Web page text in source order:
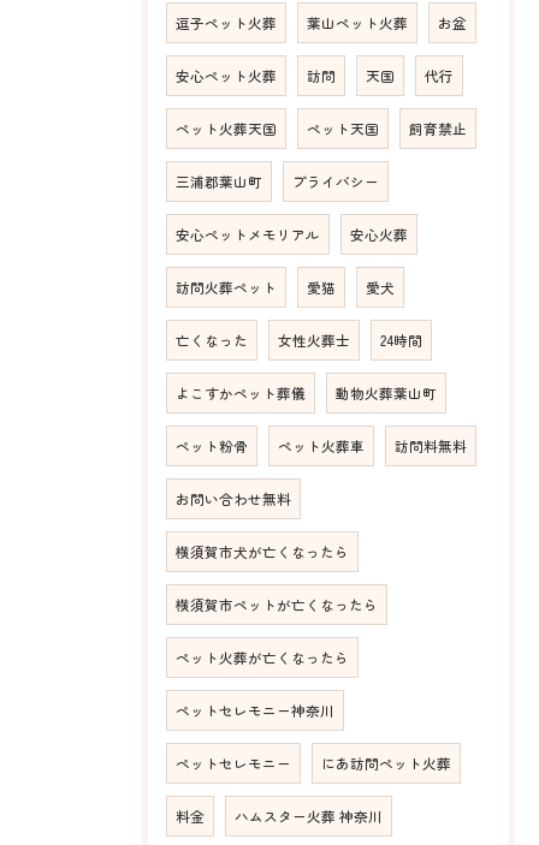
逗子ペット火葬 葉山ペット火葬 お盆
安心ペット火葬 訪問 天国 代行
ペット火葬天国 ペット天国 飼育禁止
三浦郡葉山町 プライバシー
安心ペットメモリアル 安心火葬
訪問火葬ペット 愛猫 愛犬
亡くなった 女性火葬士 24時間
よこすかペット葬儀 動物火葬葉山町
ペット粉骨 ペット火葬車 訪問料無料
お問い合わせ無料
横須賀市犬が亡くなったら
横須賀市ペットが亡くなったら
ペット火葬が亡くなったら
ペットセレモニー神奈川
ペットセレモニー にあ訪問ペット火葬
料金 ハムスター火葬 神奈川